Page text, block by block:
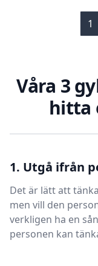
1
Våra 3
hitta
1. Utgå ifrån
Det är lätt att
men vill den
verkligen ha en
personen kan